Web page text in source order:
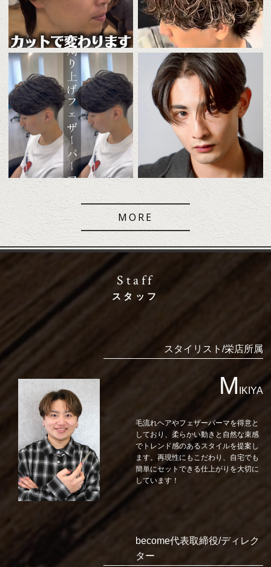
MORE
Staff
スタッフ
スタイリスト/栄店所属
M IKIYA
毛流れヘアやフェザーパーマを得意と
しており、柔らかい動きと自然な束感
でトレンド感のあるスタイルを提案し
ます。再現性にもこだわり、自宅でも
簡単にセットできる仕上がりを大切に
しています！
become代表取締役/ディレク
ター